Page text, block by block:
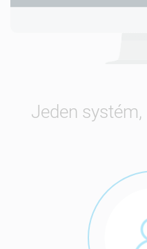
Jeden systém,